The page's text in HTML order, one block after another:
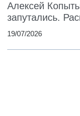
Алексей
запутались.
19/07/2026